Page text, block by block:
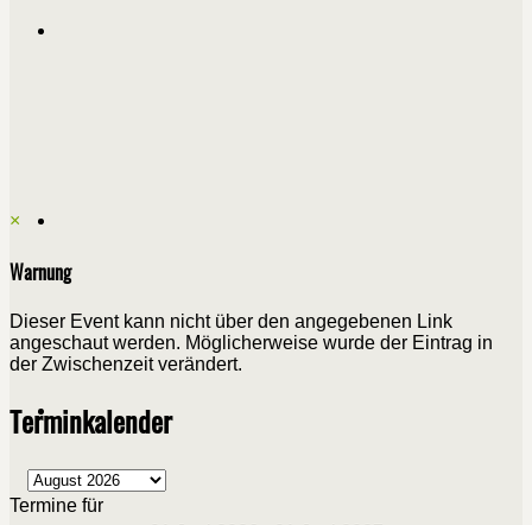
×
Warnung
Dieser Event kann nicht über den angegebenen Link
angeschaut werden. Möglicherweise wurde der Eintrag in
der Zwischenzeit verändert.
Terminkalender
Termine für